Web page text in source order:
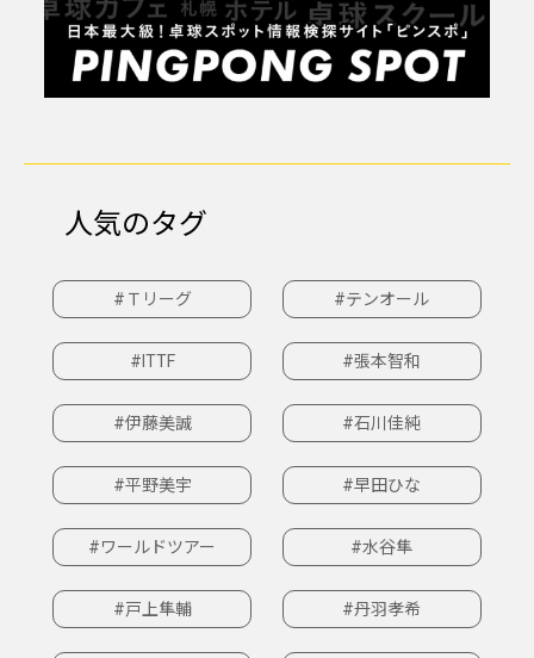
人気のタグ
#Ｔリーグ #テンオール
#ITTF #張本智和
#伊藤美誠 #石川佳純
#平野美宇 #早田ひな
#ワールドツアー #水谷隼
#戸上隼輔 #丹羽孝希